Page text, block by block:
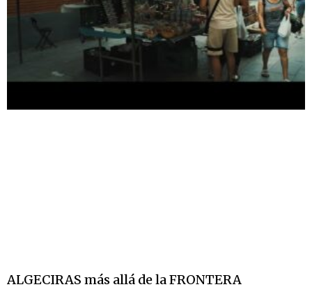
ALGECIRAS más allá de la FRONTERA